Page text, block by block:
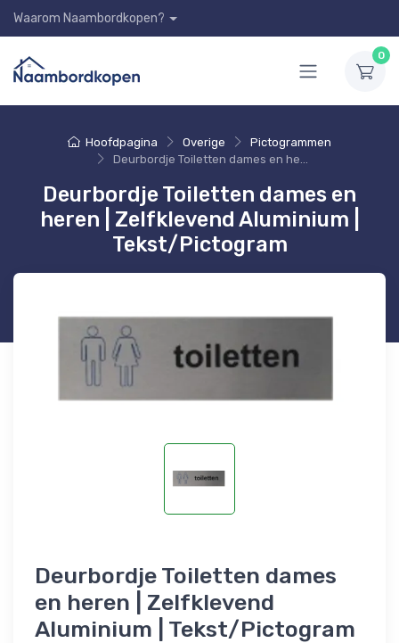
Waarom Naambordkopen?
0
Hoofdpagina Overige
Pictogrammen
Deurbordje Toiletten dames en heren | Zelfklevend Aluminium | Tekst/Pictogram
Deurbordje Toiletten dames en
heren | Zelfklevend Aluminium |
Tekst/Pictogram
Deurbordje Toiletten dames
en heren | Zelfklevend
Aluminium | Tekst/Pictogram